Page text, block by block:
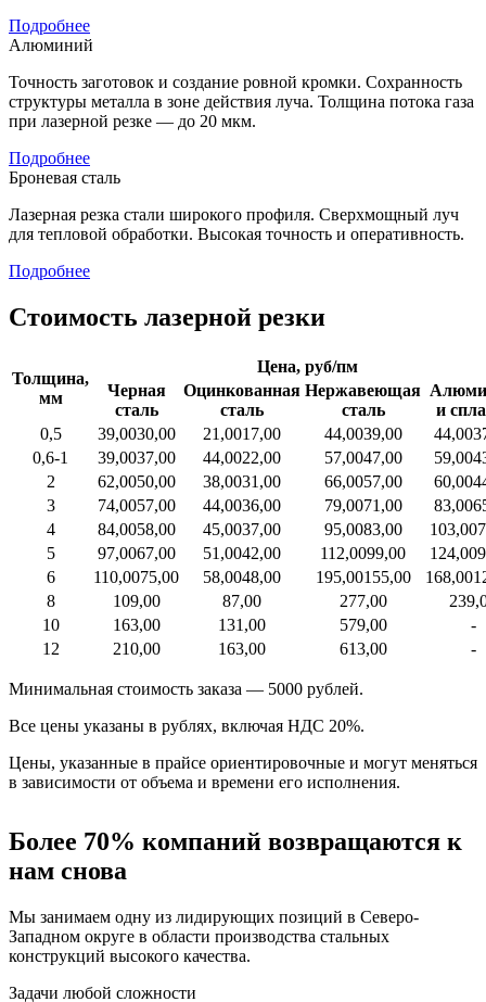
Подробнее
Алюминий
Точность заготовок и создание ровной кромки. Сохранность
структуры металла в зоне действия луча. Толщина потока газа
при лазерной резке — до 20 мкм.
Подробнее
Броневая сталь
Лазерная резка стали широкого профиля. Сверхмощный луч
для тепловой обработки. Высокая точность и оперативность.
Подробнее
Стоимость лазерной резки
Толщина,
мм
Цена, руб/пм
Черная
сталь
Оцинкованная
сталь
Нержавеющая
сталь
и
0,5
39,0030,00 21,0017,00 44,0039,00 44,00
0,6-1
39,0037,00 44,0022,00 57,0047,00 59,00
2
62,0050,00 38,0031,00 66,0057,00 60,00
3
74,0057,00 44,0036,00 79,0071,00 83,00
4
84,0058,00 45,0037,00 95,0083,00 103,00
5
97,0067,00 51,0042,00 112,0099,00 124,00
6
110,0075,00 58,0048,00 195,00155,00 168,00
8
109,00 87,00 277,00
10
163,00 131,00 579,00
-
12
210,00 163,00 613,00 -
Минимальная стоимость заказа — 5000 рублей.
Все цены указаны в рублях, включая НДС 20%.
Цены, указанные в прайсе ориентировочные и могут меняться
в зависимости от объема и времени его исполнения.
Более 70% компаний возвращаются к
нам снова
Мы занимаем одну из лидирующих позиций в Северо-
Западном округе в области производства стальных
конструкций высокого качества.
Задачи любой сложности